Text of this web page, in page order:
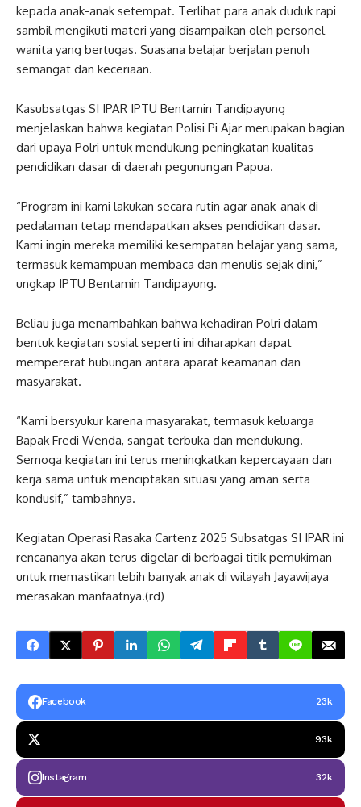
kepada anak-anak setempat. Terlihat para anak duduk rapi
sambil mengikuti materi yang disampaikan oleh personel
wanita yang bertugas. Suasana belajar berjalan penuh
semangat dan keceriaan.
Kasubsatgas SI IPAR IPTU Bentamin Tandipayung
menjelaskan bahwa kegiatan Polisi Pi Ajar merupakan bagian
dari upaya Polri untuk mendukung peningkatan kualitas
pendidikan dasar di daerah pegunungan Papua.
“Program ini kami lakukan secara rutin agar anak-anak di
pedalaman tetap mendapatkan akses pendidikan dasar.
Kami ingin mereka memiliki kesempatan belajar yang sama,
termasuk kemampuan membaca dan menulis sejak dini,”
ungkap IPTU Bentamin Tandipayung.
Beliau juga menambahkan bahwa kehadiran Polri dalam
bentuk kegiatan sosial seperti ini diharapkan dapat
mempererat hubungan antara aparat keamanan dan
masyarakat.
“Kami bersyukur karena masyarakat, termasuk keluarga
Bapak Fredi Wenda, sangat terbuka dan mendukung.
Semoga kegiatan ini terus meningkatkan kepercayaan dan
kerja sama untuk menciptakan situasi yang aman serta
kondusif,” tambahnya.
Kegiatan Operasi Rasaka Cartenz 2025 Subsatgas SI IPAR ini
rencananya akan terus digelar di berbagai titik pemukiman
untuk memastikan lebih banyak anak di wilayah Jayawijaya
merasakan manfaatnya.(rd)
Facebook 23k
93k
Instagram 32k